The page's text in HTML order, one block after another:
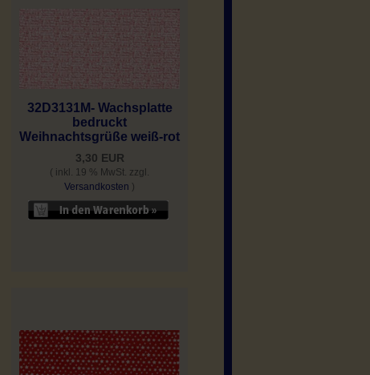
32D3131M- Wachsplatte
bedruckt
Weihnachtsgrüße weiß-rot
3,30 EUR
( inkl. 19 % MwSt. zzgl.
Versandkosten )